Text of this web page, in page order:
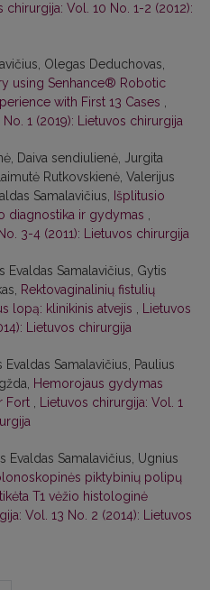
chirurgija: Vol. 10 No. 1-2 (2012):
Olegas Deduchovas,
using Senhance® Robotic
with First 13 Cases
1 (2019): Lietuvos chirurgija
Daiva sendiulienė, Jurgita
Rutkovskienė, Valerijus
Samalavičius,
Išplitusio
diagnostika ir gydymas
3-4 (2011): Lietuvos chirurgija
Evaldas Samalavičius, Gytis
Rektovaginalinių fistulių
lopą: klinikinis atvejis
Lietuvos
Lietuvos chirurgija
Samalavičius, Paulius
Hemorojaus gydymas
Fort
Lietuvos chirurgija: Vol. 1
Evaldas Samalavičius, Ugnius
piktybinių polipų
T1 vėžio histologinė
Vol. 13 No. 2 (2014): Lietuvos